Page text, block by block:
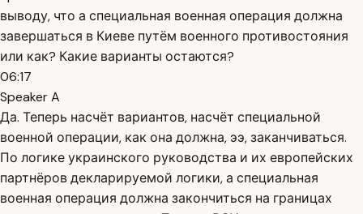
выводу, что а специальная военная операция должна
завершаться в Киеве путём военного противостояния
или как? Какие варианты остаются?
06:17
Speaker A
Да. Теперь насчёт вариантов, насчёт специальной
военной операции, как она должна, ээ, заканчиваться.
По логике украинского руководства и их европейских
партнёров декларируемой логики, а специальная
военная операция должна закончиться на границах